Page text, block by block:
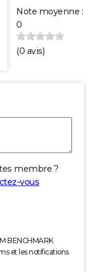
Note moyenne :
0
(0 avis)
membre ?
vous
BENCHMARK
et les notifications